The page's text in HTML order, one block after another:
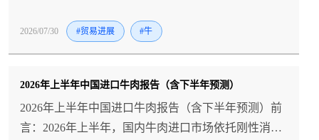
2026/07/30 #贸易进展 #牛
2026年上半年中国进口牛肉报告（含下半年预测）
2026年上半年中国进口牛肉报告（含下半年预测）前
言：2026年上半年，国内牛肉进口市场依托刚性消费